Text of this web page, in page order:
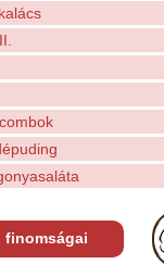
finomságai